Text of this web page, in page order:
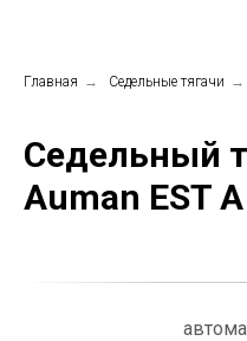
Главная → Седельные тягачи →
Седельный
Auman EST